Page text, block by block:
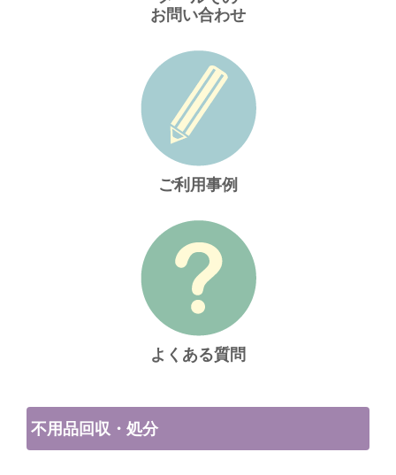
お問い合わせ
ご利用事例
よくある質問
不用品回収・処分